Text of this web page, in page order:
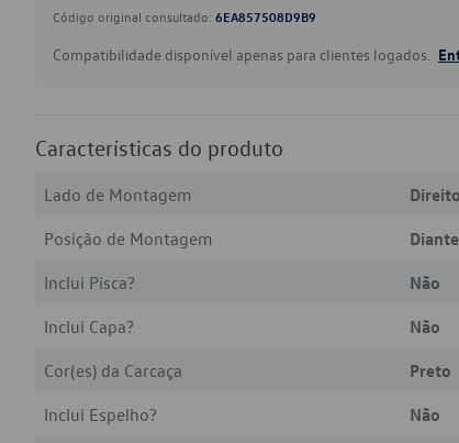
Código original consultado: 6EA857508D9B9
Compatibilidade disponível apenas para clientes logados.
Características do produto
Lado de Montagem
Posição de Montagem
Inclui Pisca?
Não
Inclui Capa?
Não
Cor(es) da Carcaça
Preto
Inclui Espelho?
Não